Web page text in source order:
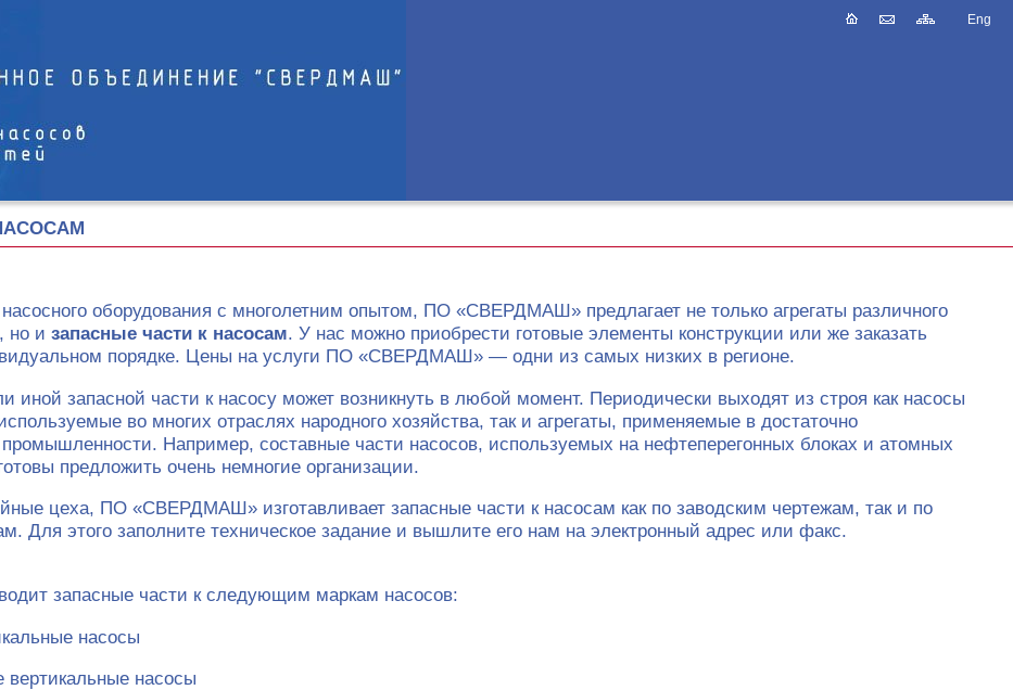
Eng
оборудования с многолетним опытом, ПО «СВЕРДМАШ» предлагает не только агрегаты различного
но и запасные части к насосам. У нас можно приобрести готовые элементы конструкции или же заказать
порядке. Цены на услуги ПО «СВЕРДМАШ» — одни из самых низких в регионе.
иной запасной части к насосу может возникнуть в любой момент. Периодически выходят из строя как насосы
во многих отраслях народного хозяйства, так и агрегаты, применяемые в достаточно
Например, составные части насосов, используемых на нефтеперегонных блоках и атомных
предложить очень немногие организации.
цеха, ПО «СВЕРДМАШ» изготавливает запасные части к насосам как по заводским чертежам, так и по
Для этого заполните техническое задание и вышлите его нам на электронный адрес или факс.
запасные части к следующим маркам насосов:
насосы
вертикальные насосы